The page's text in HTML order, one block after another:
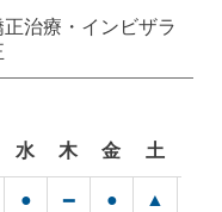
治療・インビザラ
水 木 金 土
● ━ ● ▲